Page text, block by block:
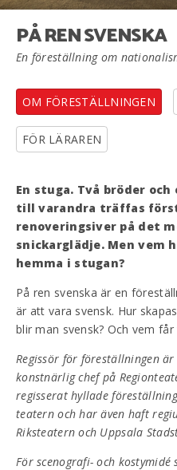
PÅ REN SVENSKA
En föreställning om
OM FÖRESTÄLLNINGEN
FÖR LÄRAREN
En stuga. Två bröder
till varandra träffas
renoveringsiver på det
snickarglädje. Men vem
hemma i stugan?
På ren svenskaär en
är att vara svensk. Hur
blir man svensk? Och vem
Regissör för föreställningen är
konstnärlig chef på
regisserat hyllade
teatern och har även haft
Riksteatern och Uppsala
För scenografi- och kostymidé